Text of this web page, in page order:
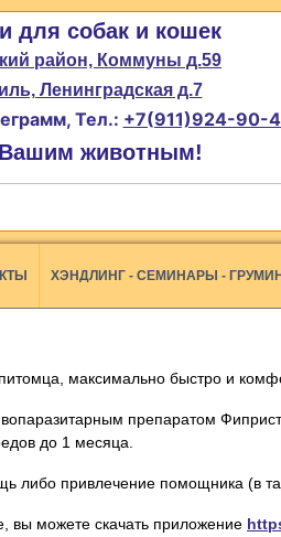
для собак и кошек
район, Коммуны д.59
Ленинградская д.7
Тел.: +7(911)924-90-
животным!
ХЭНДЛИНГ - СЕМИНАРЫ -
максимально быстро и
препаратом
до 1 месяца.
либо привлечение помощника (в
вы можете скачать приложение